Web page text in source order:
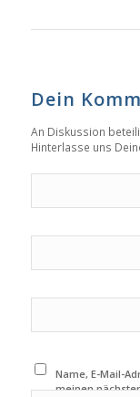
Dein
An Diskussion
Hinterlasse uns
Name, E-Mail-
meinen